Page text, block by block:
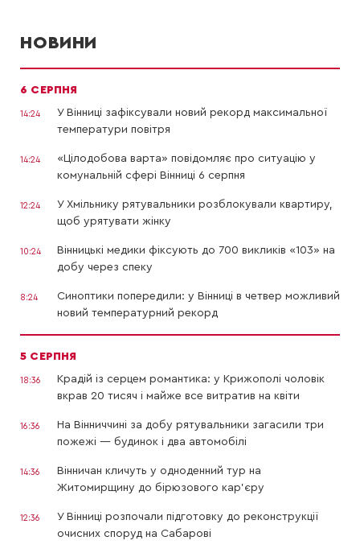
НОВИНИ
6 СЕРПНЯ
14:24
У Вінниці зафіксували новий рекорд максимальної
температури повітря
14:24
«Цілодобова варта» повідомляє про ситуацію у
комунальній сфері Вінниці 6 серпня
12:24
У Хмільнику рятувальники розблокували квартиру,
щоб урятувати жінку
10:24
Вінницькі медики фіксують до 700 викликів «103» на
добу через спеку
8:24
Синоптики попередили: у Вінниці в четвер можливий
новий температурний рекорд
5 СЕРПНЯ
18:36
Крадій із серцем романтика: у Крижополі чоловік
вкрав 20 тисяч і майже все витратив на квіти
16:36
На Вінниччині за добу рятувальники загасили три
пожежі — будинок і два автомобілі
14:36
Вінничан кличуть у одноденний тур на
Житомирщину до бірюзового кар’єру
12:36
У Вінниці розпочали підготовку до реконструкції
очисних споруд на Сабарові